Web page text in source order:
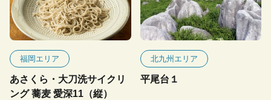
福岡エリア
あさくら・大刀洗サイクリ
ング 蕎麦 愛深11（縦）
北九州エリア
平尾台１